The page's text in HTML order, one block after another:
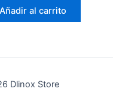
Añadir al carrito
Dlinox Store